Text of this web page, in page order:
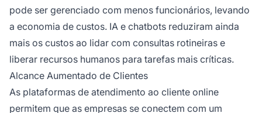
pode ser gerenciado com menos funcionários, levando
a economia de custos. IA e chatbots reduziram ainda
mais os custos ao lidar com consultas rotineiras e
liberar recursos humanos para tarefas mais críticas.
Alcance Aumentado de Clientes
As plataformas de atendimento ao cliente online
permitem que as empresas se conectem com um